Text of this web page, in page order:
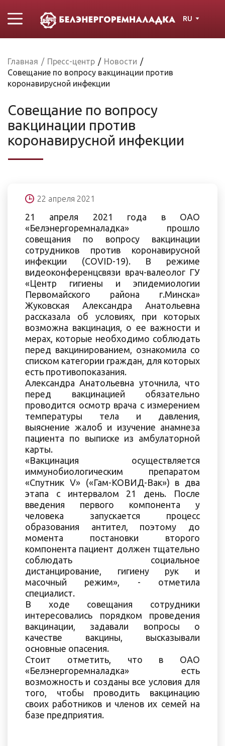
RU
Главная / Пресс-центр / Новости /
Совещание по вопросу вакцинации против
коронавирусной инфекции
Совещание по вопросу
вакцинации против
коронавирусной инфекции
22 апреля 2021
21 апреля 2021 года в ОАО
«Белэнергоремналадка» прошло
совещания по вопросу вакцинации
сотрудников против коронавирусной
инфекции (COVID-19). В режиме
видеоконференцсвязи врач-валеолог ГУ
«Центр гигиены и эпидемиологии
Первомайского района г.Минска»
Жуковская Александра Анатольевна
рассказала об условиях, при которых
возможна вакцинация, о ее важности и
мерах, которые необходимо соблюдать
перед вакцинированием, ознакомила со
списком категории граждан, для которых
есть противопоказания.
Александра Анатольевна уточнила, что
перед вакцинацией обязательно
проводится осмотр врача с измерением
температуры тела и давления,
выяснение жалоб и изучение анамнеза
пациента по выписке из амбулаторной
карты.
«Вакцинация осуществляется
иммунобиологическим препаратом
«Спутник V» («Гам-КОВИД-Вак») в два
этапа с интервалом 21 день. После
введения первого компонента у
человека запускается процесс
образования антител, поэтому до
момента постановки второго
компонента пациент должен тщательно
соблюдать социальное
дистанцирование, гигиену рук и
масочный режим», - отметила
специалист.
В ходе совещания сотрудники
интересовались порядком проведения
вакцинации, задавали вопросы о
качестве вакцины, высказывали
основные опасения.
Стоит отметить, что в ОАО
«Белэнергоремналадка» есть
возможность и созданы все условия для
того, чтобы проводить вакцинацию
своих работников и членов их семей на
базе предприятия.